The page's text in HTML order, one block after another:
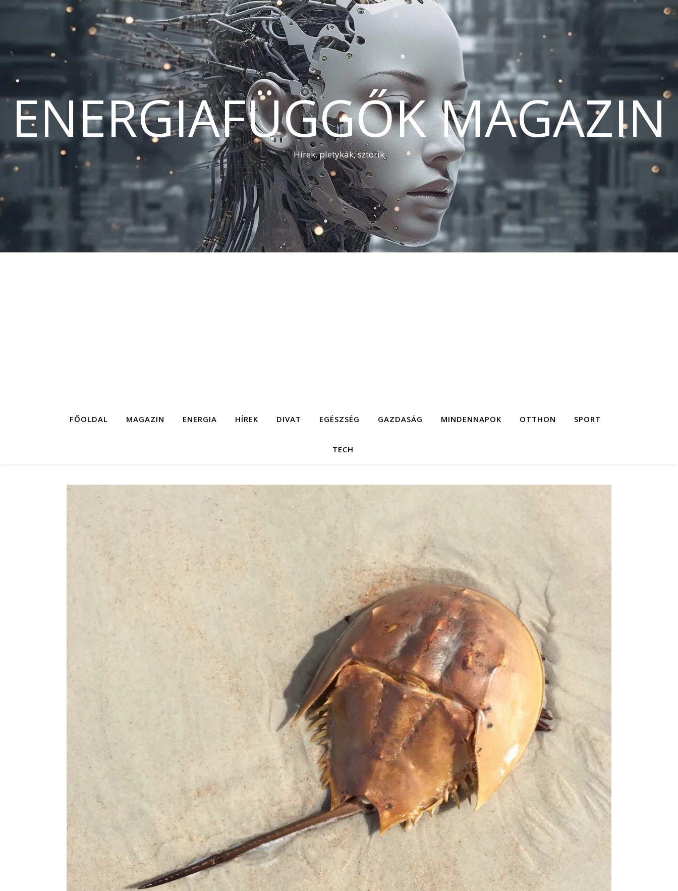
ENERGIAFÜGGŐK MAGAZIN
Hírek, pletykák, sztorik
FŐOLDAL MAGAZIN ENERGIA HÍREK DIVAT EGÉSZSÉG GAZDASÁG MINDENNAPOK OTTHON SPORT
TECH